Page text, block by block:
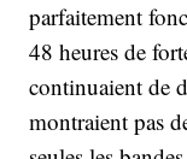
parfaitement
48 heures de
continuaient de
montraient pas